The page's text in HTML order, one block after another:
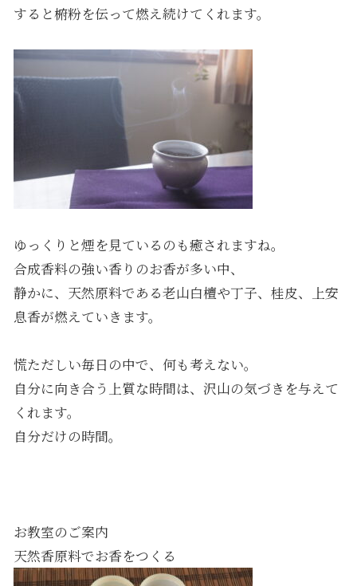
すると椨粉を伝って燃え続けてくれます。
ゆっくりと煙を見ているのも癒されますね。
合成香料の強い香りのお香が多い中、
静かに、天然原料である老山白檀や丁子、桂皮、上安
息香が燃えていきます。
慌ただしい毎日の中で、何も考えない。
自分に向き合う上質な時間は、沢山の気づきを与えて
くれます。
自分だけの時間。
お教室のご案内
天然香原料でお香をつくる